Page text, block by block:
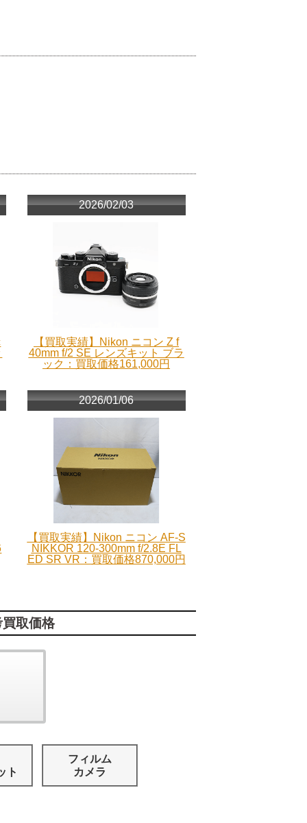
2026/02/03
【買取実績】Nikon ニコン Z f
40mm f/2 SE レンズキット ブラ
ック：買取価格161,000円
2026/01/06
【買取実績】Nikon ニコン AF-S
NIKKOR 120-300mm f/2.8E FL
ED SR VR：買取価格870,000円
取価格
ト
フィルム
カメラ